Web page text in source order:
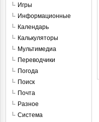
Игры
Информационные
Календарь
Калькуляторы
Мультимедиа
Переводчики
Погода
Поиск
Почта
Разное
Система